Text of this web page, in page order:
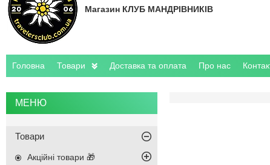
Магазин КЛУБ МАНДРІВНИКІВ
Головна Товари Доставка та оплата Про нас
Товари
Акційні товари 🎁